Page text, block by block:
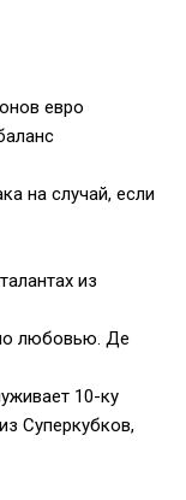
евро
на случай, если
из
любовью. Де
10-ку
Суперкубков,